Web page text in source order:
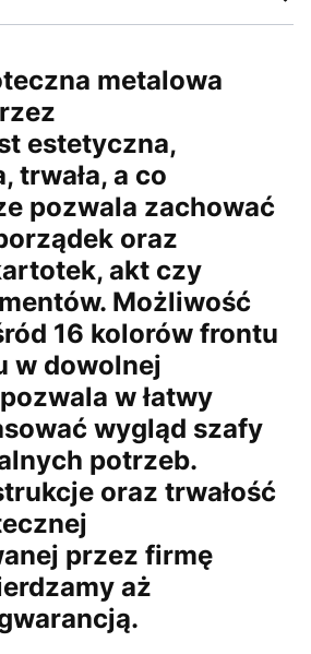
metalowa
estetyczna,
trwała, a co
pozwala zachować
oraz
akt czy
Możliwość
16 kolorów frontu
w dowolnej
w łatwy
wygląd szafy
potrzeb.
oraz trwałość
przez firmę
aż